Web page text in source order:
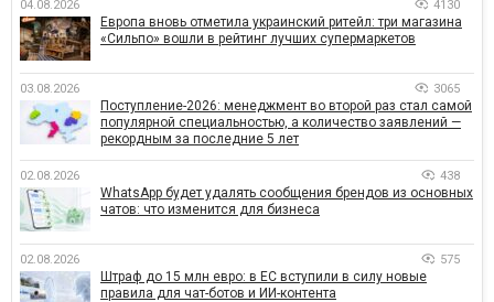
04.08.2026 4130
Европа вновь отметила украинский ритейл: три магазина
«Сильпо» вошли в рейтинг лучших супермаркетов
03.08.2026 3065
Поступление-2026: менеджмент во второй раз стал самой
популярной специальностью, а количество заявлений —
рекордным за последние 5 лет
02.08.2026 438
WhatsApp будет удалять сообщения брендов из основных
чатов: что изменится для бизнеса
02.08.2026 575
Штраф до 15 млн евро: в ЕС вступили в силу новые
правила для чат-ботов и ИИ-контента